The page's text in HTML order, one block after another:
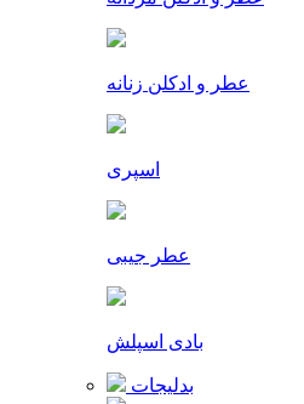
عطر و ادکلن زنانه
اسپری
عطر جیبی
بادی اسپلش
بدلیجات